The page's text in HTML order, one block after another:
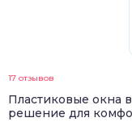
17 отзывов
Пластиковые окна
решение для